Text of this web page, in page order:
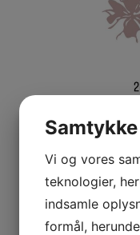
Vi og vores
teknologier,
indsamle
formål,